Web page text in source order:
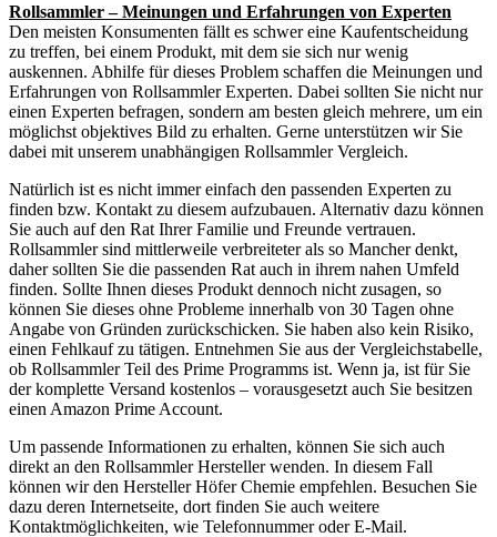
Rollsammler – Meinungen und Erfahrungen von Experten
Den meisten Konsumenten fällt es schwer eine Kaufentscheidung
zu treffen, bei einem Produkt, mit dem sie sich nur wenig
auskennen. Abhilfe für dieses Problem schaffen die Meinungen und
Erfahrungen von Rollsammler Experten. Dabei sollten Sie nicht nur
einen Experten befragen, sondern am besten gleich mehrere, um ein
möglichst objektives Bild zu erhalten. Gerne unterstützen wir Sie
dabei mit unserem unabhängigen Rollsammler Vergleich.
Natürlich ist es nicht immer einfach den passenden Experten zu
finden bzw. Kontakt zu diesem aufzubauen. Alternativ dazu können
Sie auch auf den Rat Ihrer Familie und Freunde vertrauen.
Rollsammler sind mittlerweile verbreiteter als so Mancher denkt,
daher sollten Sie die passenden Rat auch in ihrem nahen Umfeld
finden. Sollte Ihnen dieses Produkt dennoch nicht zusagen, so
können Sie dieses ohne Probleme innerhalb von 30 Tagen ohne
Angabe von Gründen zurückschicken. Sie haben also kein Risiko,
einen Fehlkauf zu tätigen. Entnehmen Sie aus der Vergleichstabelle,
ob Rollsammler Teil des Prime Programms ist. Wenn ja, ist für Sie
der komplette Versand kostenlos – vorausgesetzt auch Sie besitzen
einen Amazon Prime Account.
Um passende Informationen zu erhalten, können Sie sich auch
direkt an den Rollsammler Hersteller wenden. In diesem Fall
können wir den Hersteller Höfer Chemie empfehlen. Besuchen Sie
dazu deren Internetseite, dort finden Sie auch weitere
Kontaktmöglichkeiten, wie Telefonnummer oder E-Mail.